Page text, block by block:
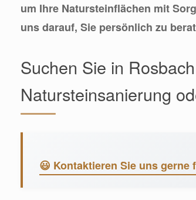
um Ihre Natursteinflächen mit
uns darauf, Sie persönlich zu
Suchen Sie in
Natursteinsanierung
😃 Kontaktieren Sie uns gerne